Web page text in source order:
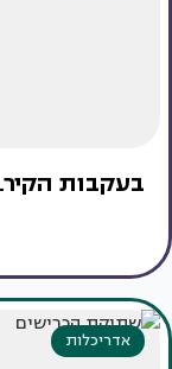
בעקבות
אדריכלות